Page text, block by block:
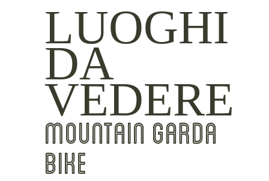
LUOGHI
DA
VEDERE
MOUNTAIN GARDA
BIKE